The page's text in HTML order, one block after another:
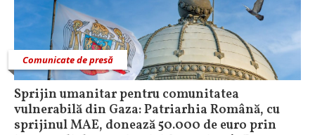
Comunicate de presă
Sprijin umanitar pentru comunitatea
vulnerabilă din Gaza: Patriarhia Română, cu
sprijinul MAE, donează 50.000 de euro prin